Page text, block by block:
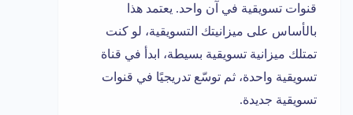
قنوات تسويقية في آن واحد. يعتمد هذا
بالأساس على ميزانيتك التسويقية، لو كنت
تمتلك ميزانية تسويقية بسيطة، ابدأ في قناة
تسويقية واحدة، ثم توسّع تدريجيًا في قنوات
تسويقية جديدة.